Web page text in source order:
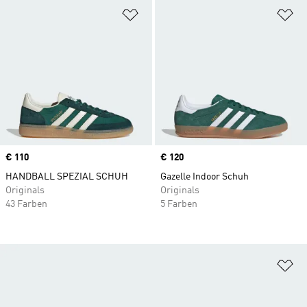
Price
€ 110
HANDBALL SPEZIAL SCHUH
Originals
43 Farben
Price
€ 120
Gazelle Indoor Schuh
Originals
5 Farben